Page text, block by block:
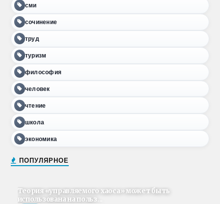
сми
сочинение
труд
туризм
философия
человек
чтение
школа
экономика
ПОПУЛЯРНОЕ
Теория «управляемого хаоса» может быть
использована на польз...